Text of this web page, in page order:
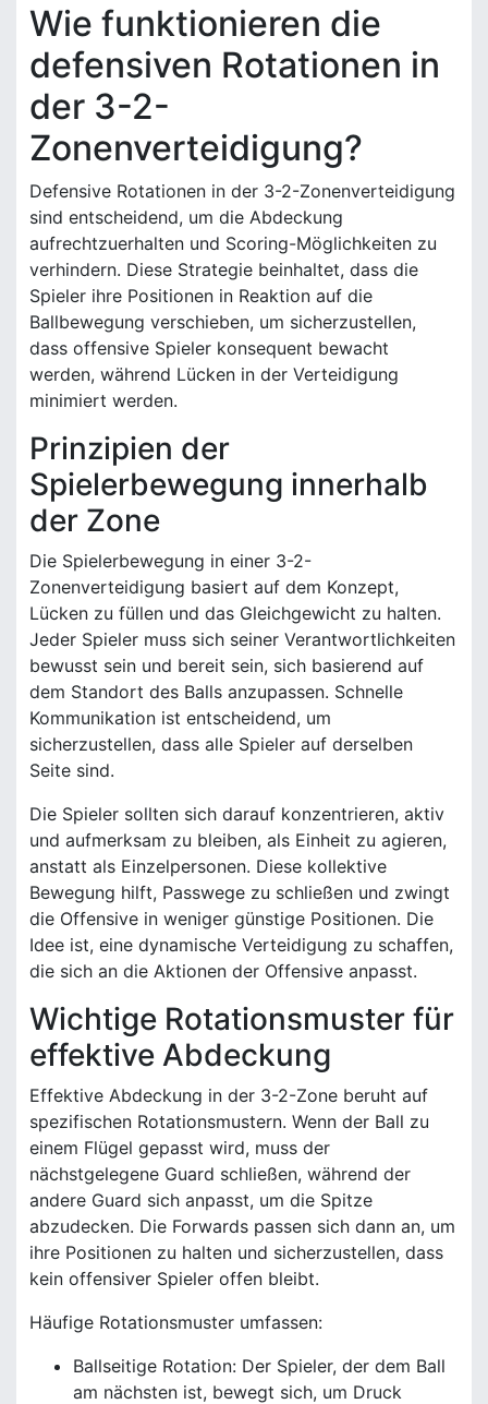
Wie funktionieren die
defensiven Rotationen in
der 3-2-
Zonenverteidigung?
Defensive Rotationen in der 3-2-Zonenverteidigung
sind entscheidend, um die Abdeckung
aufrechtzuerhalten und Scoring-Möglichkeiten zu
verhindern. Diese Strategie beinhaltet, dass die
Spieler ihre Positionen in Reaktion auf die
Ballbewegung verschieben, um sicherzustellen,
dass offensive Spieler konsequent bewacht
werden, während Lücken in der Verteidigung
minimiert werden.
Prinzipien der
Spielerbewegung innerhalb
der Zone
Die Spielerbewegung in einer 3-2-
Zonenverteidigung basiert auf dem Konzept,
Lücken zu füllen und das Gleichgewicht zu halten.
Jeder Spieler muss sich seiner Verantwortlichkeiten
bewusst sein und bereit sein, sich basierend auf
dem Standort des Balls anzupassen. Schnelle
Kommunikation ist entscheidend, um
sicherzustellen, dass alle Spieler auf derselben
Seite sind.
Die Spieler sollten sich darauf konzentrieren, aktiv
und aufmerksam zu bleiben, als Einheit zu agieren,
anstatt als Einzelpersonen. Diese kollektive
Bewegung hilft, Passwege zu schließen und zwingt
die Offensive in weniger günstige Positionen. Die
Idee ist, eine dynamische Verteidigung zu schaffen,
die sich an die Aktionen der Offensive anpasst.
Wichtige Rotationsmuster für
effektive Abdeckung
Effektive Abdeckung in der 3-2-Zone beruht auf
spezifischen Rotationsmustern. Wenn der Ball zu
einem Flügel gepasst wird, muss der
nächstgelegene Guard schließen, während der
andere Guard sich anpasst, um die Spitze
abzudecken. Die Forwards passen sich dann an, um
ihre Positionen zu halten und sicherzustellen, dass
kein offensiver Spieler offen bleibt.
Häufige Rotationsmuster umfassen:
Ballseitige Rotation: Der Spieler, der dem Ball
am nächsten ist, bewegt sich, um Druck